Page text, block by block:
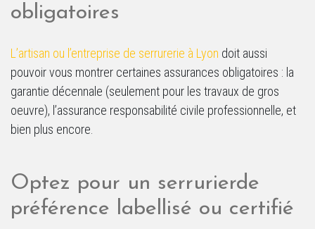
obligatoires
L’artisan ou l’entreprise de serrurerie à Lyon doit aussi
pouvoir vous montrer certaines assurances obligatoires : la
garantie décennale (seulement pour les travaux de gros
oeuvre), l’assurance responsabilité civile professionnelle, et
bien plus encore.
Optez pour un serrurierde
préférence labellisé ou certifié